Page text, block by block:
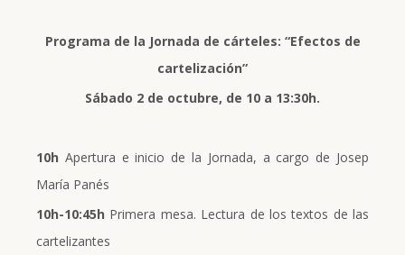
Programa de la Jornada de cárteles: “Efectos de
cartelización”
Sábado 2 de octubre, de 10 a 13:30h.
10h Apertura e inicio de la Jornada, a cargo de Josep
María Panés
10h-10:45h Primera mesa. Lectura de los textos de las
cartelizantes